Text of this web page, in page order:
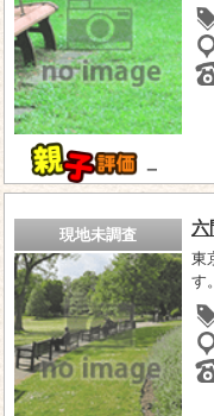
－
現地未調査 六
東
す。